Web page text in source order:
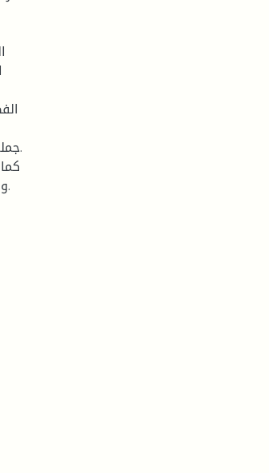
والتي في مجموعها تعتبر إجابة مباشرة لما طرحناه من إشكالات في المقدمة.